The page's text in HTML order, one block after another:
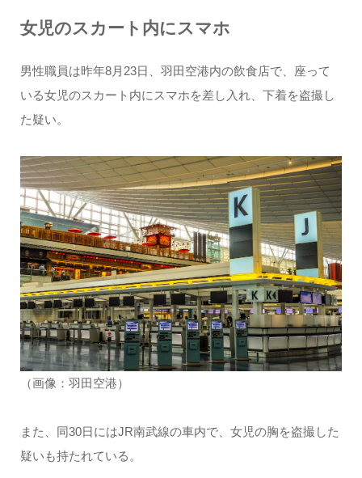
女児のスカート内にスマホ
男性職員は昨年8月23日、羽田空港内の飲食店で、座って
いる女児のスカート内にスマホを差し入れ、下着を盗撮し
た疑い。
（画像：羽田空港）
また、同30日にはJR南武線の車内で、女児の胸を盗撮した
疑いも持たれている。